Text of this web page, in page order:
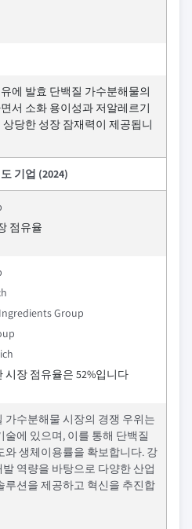
에 발효 단백질 가수분해물의
서 소화 용이성과 저알레르기
당한 성장 잠재력이 제공됩니
기업 (2024)
점유율
Group
시장 점유율은 52%입니다
가수분해물 시장의 경쟁 우위는
술에 있으며, 이를 통해 단백질
와 생체이용률을 확보합니다. 강
역량을 바탕으로 다양한 산업
루션을 제공하고 혁신을 추진합